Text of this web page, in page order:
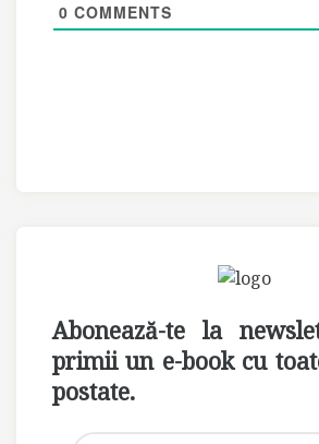
0 COMMENTS
Abonează-te la
primii un e-book cu
postate.